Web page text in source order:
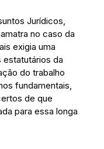
Jurídicos,
no caso da
exigia uma
estatutários da
do trabalho
fundamentais,
de que
para essa longa